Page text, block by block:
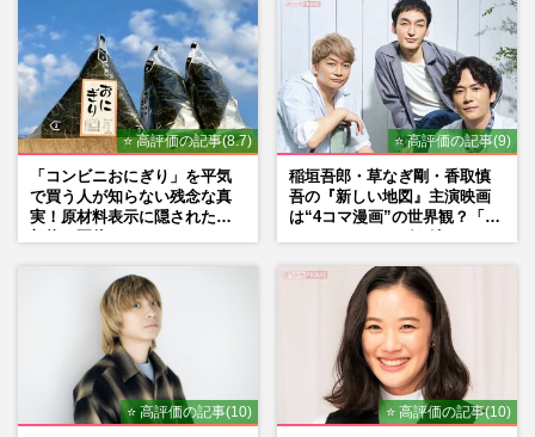
⭐ 高評価の記事(8.7)
「コンビニおにぎり」を平気
で買う人が知らない残念な真
実！原材料表示に隠された添
⭐ 高評価の記事(9)
稲垣吾郎・草なぎ剛・香取慎
吾の『新しい地図』主演映画
は“4コマ漫画”の世界観？「フ
も
⭐ 高評価の記事(10) ⭐ 高評価の記事(10)